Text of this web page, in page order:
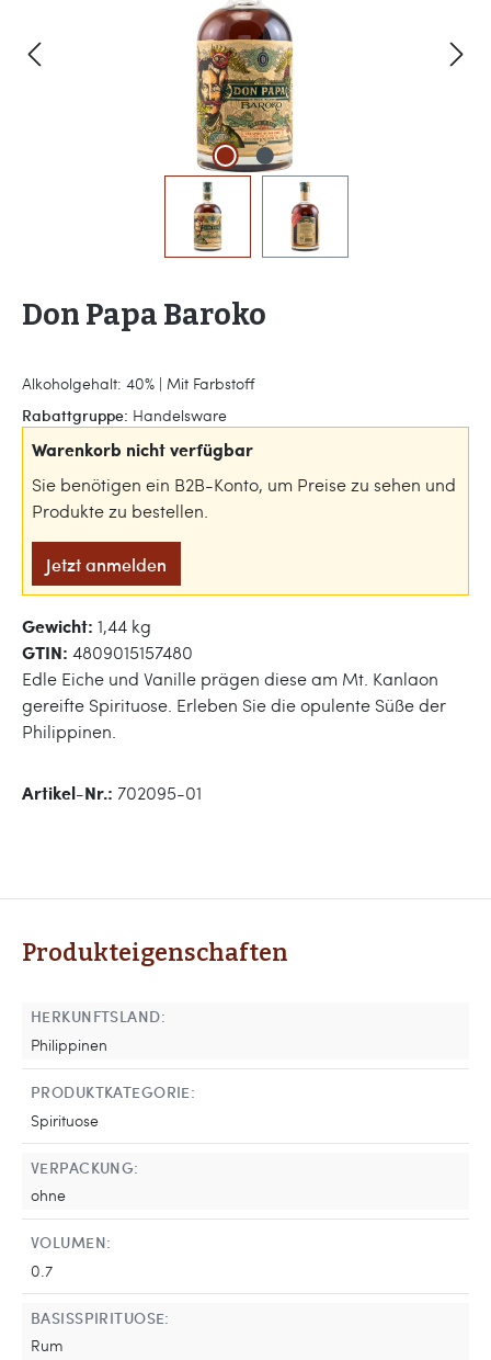
Don Papa Baroko
Alkoholgehalt: 40% | Mit Farbstoff
Rabattgruppe: Handelsware
Warenkorb nicht verfügbar
Sie benötigen ein B2B-Konto, um Preise zu sehen und
Produkte zu bestellen.
Jetzt anmelden
Gewicht: 1,44 kg
GTIN: 4809015157480
Edle Eiche und Vanille prägen diese am Mt. Kanlaon
gereifte Spirituose. Erleben Sie die opulente Süße der
Philippinen.
Artikel-Nr.: 702095-01
Produkteigenschaften
HERKUNFTSLAND:
Philippinen
PRODUKTKATEGORIE:
Spirituose
VERPACKUNG:
ohne
VOLUMEN:
0.7
BASISSPIRITUOSE:
Rum